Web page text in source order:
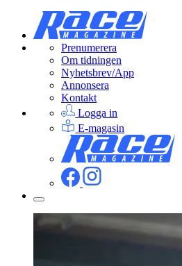
Prenumerera
Om tidningen
Nyhetsbrev/App
Annonsera
Kontakt
Logga in
E-magasin